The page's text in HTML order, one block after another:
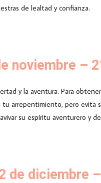
de lealtad y confianza.
noviembre –
y la aventura. Para
arrepentimiento, pero evita
su espíritu aventurero y
de diciembre